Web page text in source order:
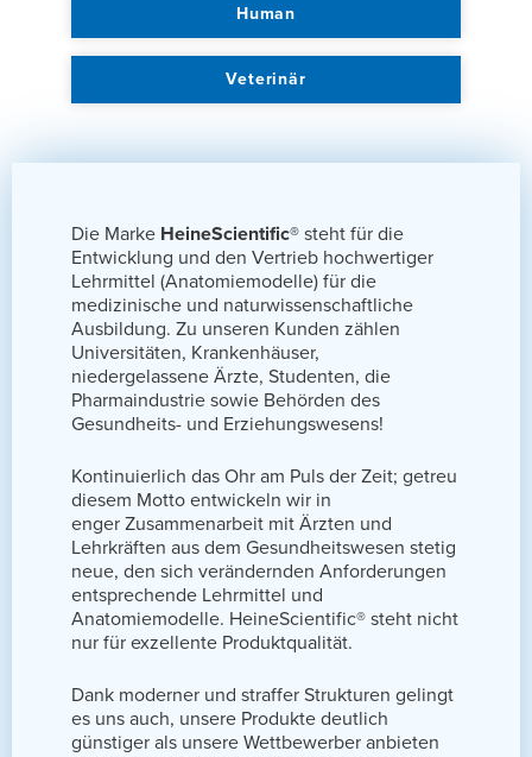
Human
Veterinär
Die Marke HeineScientific® steht für die
Entwicklung und den Vertrieb hochwertiger
Lehrmittel (Anatomiemodelle) für die
medizinische und naturwissenschaftliche
Ausbildung. Zu unseren Kunden zählen
Universitäten, Krankenhäuser,
niedergelassene Ärzte, Studenten, die
Pharmaindustrie sowie Behörden des
Gesundheits- und Erziehungswesens!
Kontinuierlich das Ohr am Puls der Zeit; getreu
diesem Motto entwickeln wir in
enger Zusammenarbeit mit Ärzten und
Lehrkräften aus dem Gesundheitswesen stetig
neue, den sich verändernden Anforderungen
entsprechende Lehrmittel und
Anatomiemodelle. HeineScientific® steht nicht
nur für exzellente Produktqualität.
Dank moderner und straffer Strukturen gelingt
es uns auch, unsere Produkte deutlich
günstiger als unsere Wettbewerber anbieten